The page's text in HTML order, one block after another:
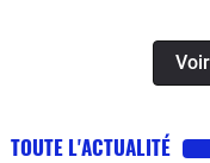
TOUTE L'ACTUALITÉ